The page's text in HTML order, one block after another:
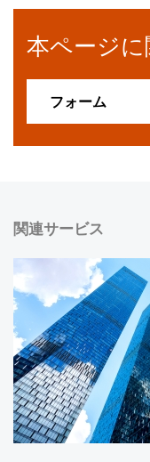
本ページ
フォーム
関連サービス